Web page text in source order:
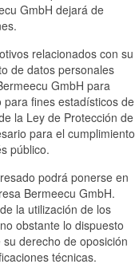
GmbH dejará de
relacionados con su
de datos personales
GmbH para
fines estadísticos de
la Ley de Protección de
para el cumplimiento
público.
podrá ponerse en
Bermeecu GmbH.
la utilización de los
obstante lo dispuesto
derecho de oposición
técnicas.